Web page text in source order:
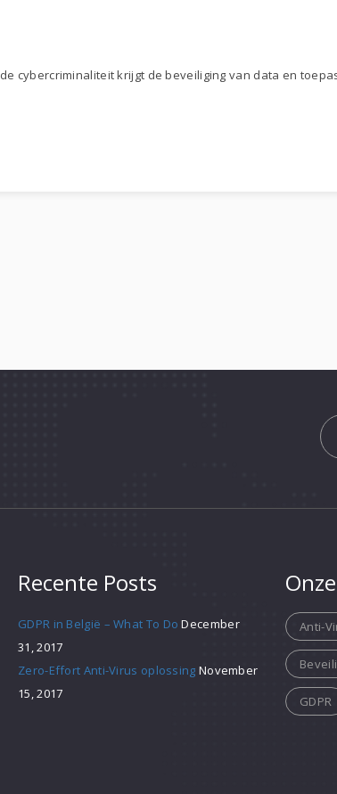
cybercriminaliteit krijgt de beveiliging van data en
Recente Posts
GDPR in België – What To Do December
31, 2017
Zero-Effort Anti-Virus oplossing November
15, 2017
Anti-
GDPR